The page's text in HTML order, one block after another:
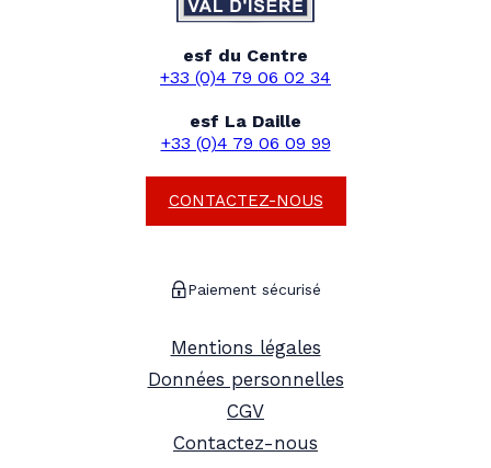
esf du Centre
+33 (0)4 79 06 02 34
esf La Daille
+33 (0)4 79 06 09 99
CONTACTEZ-NOUS
Paiement sécurisé
Mentions légales
Données personnelles
CGV
Contactez-nous